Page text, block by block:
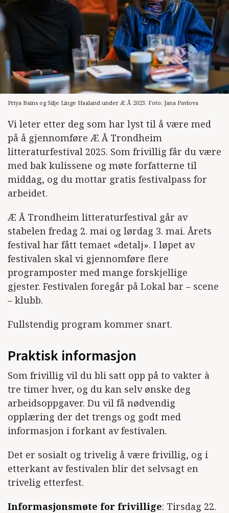
Priya Bains og Silje Linge Haaland under Æ Å 2023. Foto: Jana Pavlova
Vi leter etter deg som har lyst til å være med
på å gjennomføre Æ Å Trondheim
litteraturfestival 2025. Som frivillig får du være
med bak kulissene og møte forfatterne til
middag, og du mottar gratis festivalpass for
arbeidet.
Æ Å Trondheim litteraturfestival går av
stabelen fredag 2. mai og lørdag 3. mai. Årets
festival har fått temaet «detalj». I løpet av
festivalen skal vi gjennomføre flere
programposter med mange forskjellige
gjester. Festivalen foregår på Lokal bar – scene
– klubb.
Fullstendig program kommer snart.
Praktisk informasjon
Som frivillig vil du bli satt opp på to vakter à
tre timer hver, og du kan selv ønske deg
arbeidsoppgaver. Du vil få nødvendig
opplæring der det trengs og godt med
informasjon i forkant av festivalen.
Det er sosialt og trivelig å være frivillig, og i
etterkant av festivalen blir det selvsagt en
trivelig etterfest.
Informasjonsmøte for frivillige: Tirsdag 22.